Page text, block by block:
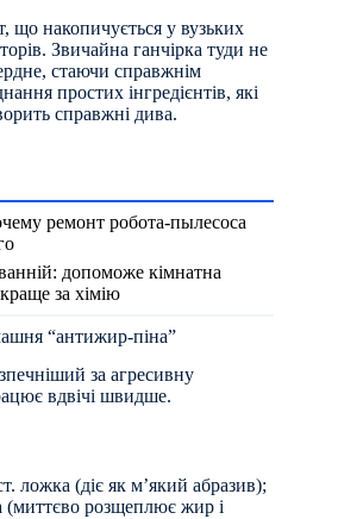
що накопичується у вузьких
Звичайна ганчірка туди не
стаючи справжнім
простих інгредієнтів, які
справжні дива.
ремонт робота-пылесоса
допоможе кімнатна
за хімію
“антижир-піна”
за агресивну
вдвічі швидше.
ложка (діє як м’який абразив);
(миттєво розщеплює жир і